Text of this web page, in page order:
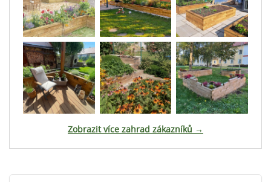
Zobrazit více zahrad zákazníků →